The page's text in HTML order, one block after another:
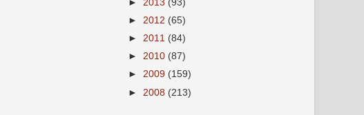
► 2013 (93)
► 2012 (65)
► 2011 (84)
► 2010 (87)
► 2009 (159)
► 2008 (213)